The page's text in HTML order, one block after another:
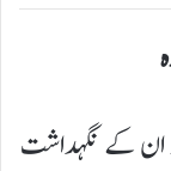
ان کے نگہداشت